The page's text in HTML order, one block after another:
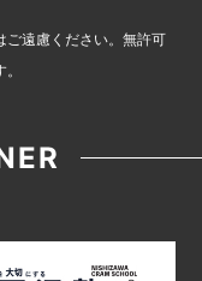
ご遠慮ください。無許可